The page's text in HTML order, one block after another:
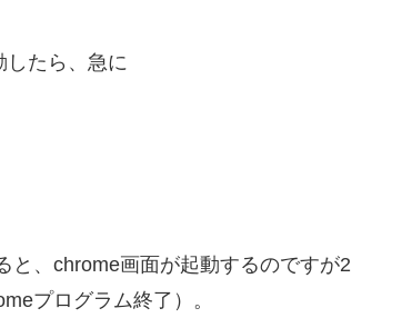
したら、急に
と、chrome画面が起動するのですが2
プログラム終了）。